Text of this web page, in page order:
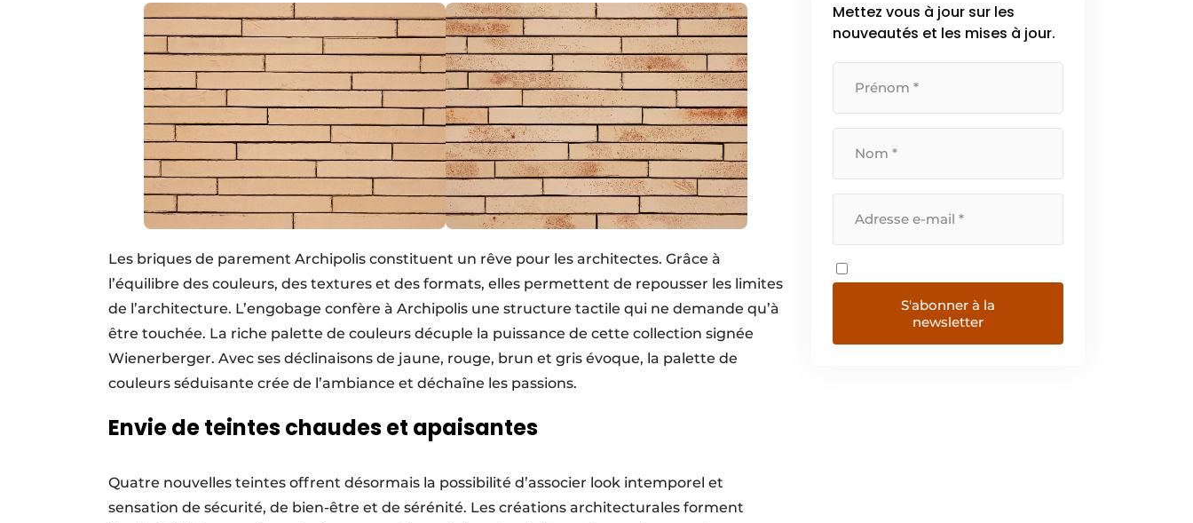
Les briques de parement Archipolis constituent un rêve pour les architectes. Grâce à
l’équilibre des couleurs, des textures et des formats, elles permettent de repousser les limites
de l’architecture. L’engobage confère à Archipolis une structure tactile qui ne demande qu’à
être touchée. La riche palette de couleurs décuple la puissance de cette collection signée
Wienerberger. Avec ses déclinaisons de jaune, rouge, brun et gris évoque, la palette de
couleurs séduisante crée de l’ambiance et déchaîne les passions.
Envie de teintes chaudes et apaisantes
Quatre nouvelles teintes offrent désormais la possibilité d’associer look intemporel et
sensation de sécurité, de bien-être et de sérénité. Les créations architecturales forment
Mettez vous à jour sur les
nouveautés et les mises à jour.
S'abonner à la
newsletter